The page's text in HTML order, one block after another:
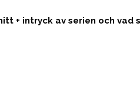
+ intryck av serien och vad